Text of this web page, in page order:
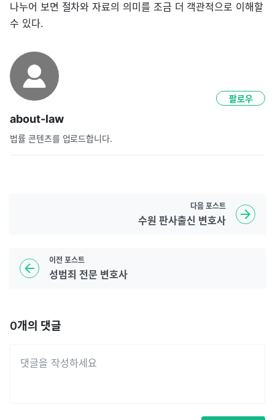
나누어 보면 절차와 자료의 의미를 조금 더 객관적으로 이해할
수 있다.
about-law
법률 콘텐츠를 업로드합니다.
팔로우
이전 포스트
성범죄 전문 변호사
다음 포스트
수원 판사출신 변호사
0개의 댓글